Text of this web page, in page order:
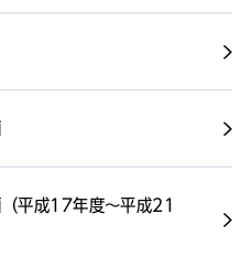
平成17年度～平成21